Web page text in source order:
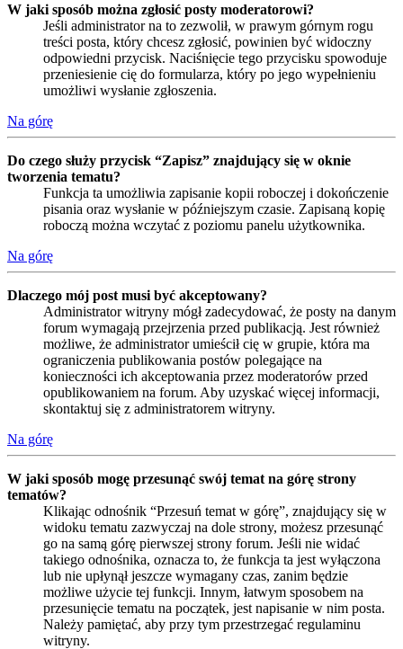
W jaki sposób można zgłosić posty moderatorowi?
Jeśli administrator na to zezwolił, w prawym górnym rogu
treści posta, który chcesz zgłosić, powinien być widoczny
odpowiedni przycisk. Naciśnięcie tego przycisku spowoduje
przeniesienie cię do formularza, który po jego wypełnieniu
umożliwi wysłanie zgłoszenia.
Na górę
Do czego służy przycisk “Zapisz” znajdujący się w oknie
tworzenia tematu?
Funkcja ta umożliwia zapisanie kopii roboczej i dokończenie
pisania oraz wysłanie w późniejszym czasie. Zapisaną kopię
roboczą można wczytać z poziomu panelu użytkownika.
Na górę
Dlaczego mój post musi być akceptowany?
Administrator witryny mógł zadecydować, że posty na danym
forum wymagają przejrzenia przed publikacją. Jest również
możliwe, że administrator umieścił cię w grupie, która ma
ograniczenia publikowania postów polegające na
konieczności ich akceptowania przez moderatorów przed
opublikowaniem na forum. Aby uzyskać więcej informacji,
skontaktuj się z administratorem witryny.
Na górę
W jaki sposób mogę przesunąć swój temat na górę strony
tematów?
Klikając odnośnik “Przesuń temat w górę”, znajdujący się w
widoku tematu zazwyczaj na dole strony, możesz przesunąć
go na samą górę pierwszej strony forum. Jeśli nie widać
takiego odnośnika, oznacza to, że funkcja ta jest wyłączona
lub nie upłynął jeszcze wymagany czas, zanim będzie
możliwe użycie tej funkcji. Innym, łatwym sposobem na
przesunięcie tematu na początek, jest napisanie w nim posta.
Należy pamiętać, aby przy tym przestrzegać regulaminu
witryny.